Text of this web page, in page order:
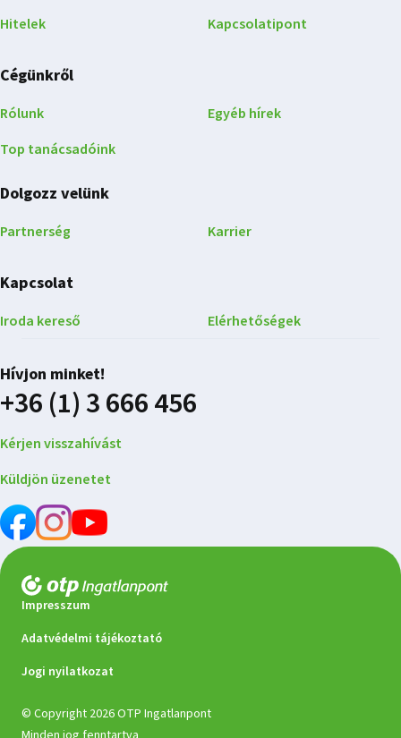
Hitelek
Kapcsolatipont
Cégünkről
Rólunk
Top tanácsadóink
Egyéb hírek
Dolgozz velünk
Partnerség Karrier
Kapcsolat
Iroda kereső Elérhetőségek
Hívjon minket!
+36 (1) 3 666 456
Kérjen visszahívást
Küldjön üzenetet
Impresszum
Adatvédelmi tájékoztató
Jogi nyilatkozat
© Copyright 2026 OTP Ingatlanpont